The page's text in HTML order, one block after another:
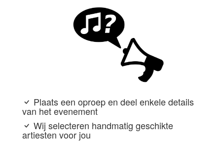
Plaats een oproep en deel enkele details
van het evenement
Wij selecteren handmatig geschikte
artiesten voor jou